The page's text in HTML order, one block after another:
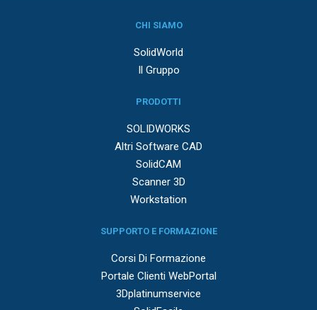
CHI SIAMO
SolidWorld
Il Gruppo
PRODOTTI
SOLIDWORKS
Altri Software CAD
SolidCAM
Scanner 3D
Workstation
SUPPORTO E FORMAZIONE
Corsi Di Formazione
Portale Clienti WebPortal
3Dplatinumservice